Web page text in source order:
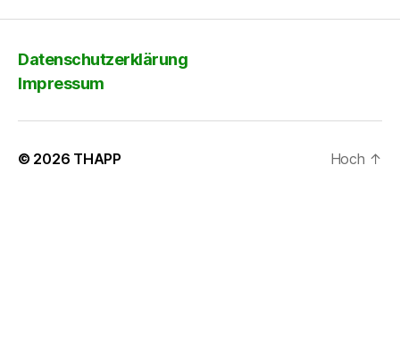
Datenschutzerklärung
Impressum
© 2026 THAPP Hoch ↑